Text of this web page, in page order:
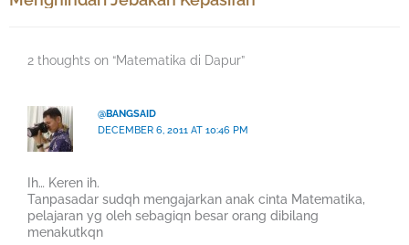
2 thoughts on “Matematika di Dapur”
@BANGSAID
DECEMBER 6, 2011 AT 10:46 PM
Ih… Keren ih.
Tanpasadar sudqh mengajarkan anak cinta Matematika,
pelajaran yg oleh sebagiqn besar orang dibilang
menakutkqn